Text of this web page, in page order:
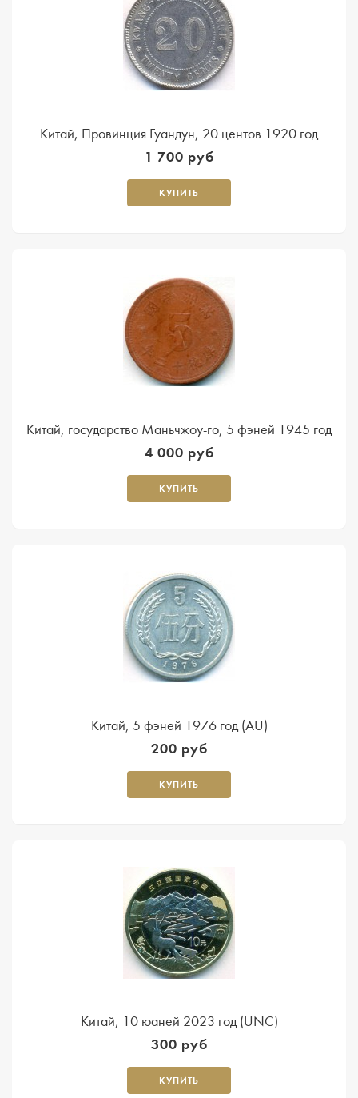
Китай, Провинция Гуандун, 20 центов 1920 год
1 700 руб
КУПИТЬ
Kитай, государство Маньчжоу-го, 5 фэней 1945 год
4 000 руб
КУПИТЬ
Китай, 5 фэней 1976 год (AU)
200 руб
КУПИТЬ
Китай, 10 юаней 2023 год (UNC)
300 руб
КУПИТЬ